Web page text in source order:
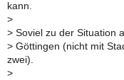
kann.
>
> Soviel zu der Situation
> Göttingen (nicht mit
zwei).
>